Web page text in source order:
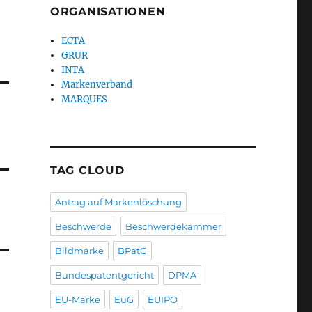
ORGANISATIONEN
ECTA
GRUR
INTA
Markenverband
MARQUES
TAG CLOUD
Antrag auf Markenlöschung
Beschwerde Beschwerdekammer
Bildmarke BPatG
Bundespatentgericht DPMA
EU-Marke EuG EUIPO